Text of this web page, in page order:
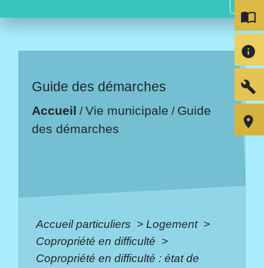
Guide des démarches
Accueil /Vie municipale / Guide
des démarches
Accueil particuliers > Logement >
Copropriété en difficulté >
Copropriété en difficulté : état de
import_contacts
info
build
room